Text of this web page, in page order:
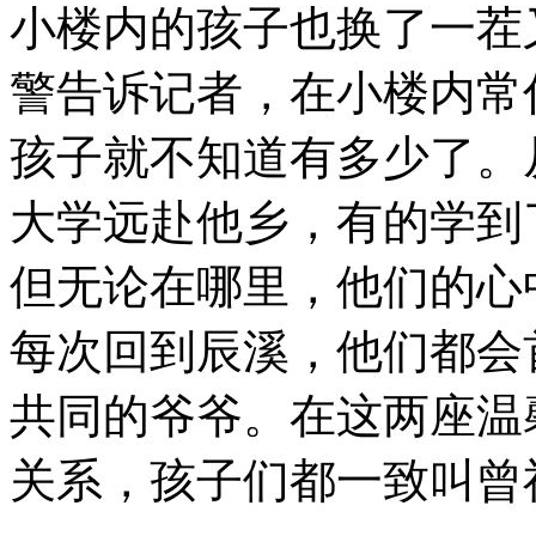
小楼内的孩子也换了一
警告诉记者，在小楼内
孩子就不知道有多少了
大学远赴他乡，有的学
但无论在哪里，他们的
每次回到辰溪，他们都
共同的爷爷。在这两座
关系，孩子们都一致叫曾